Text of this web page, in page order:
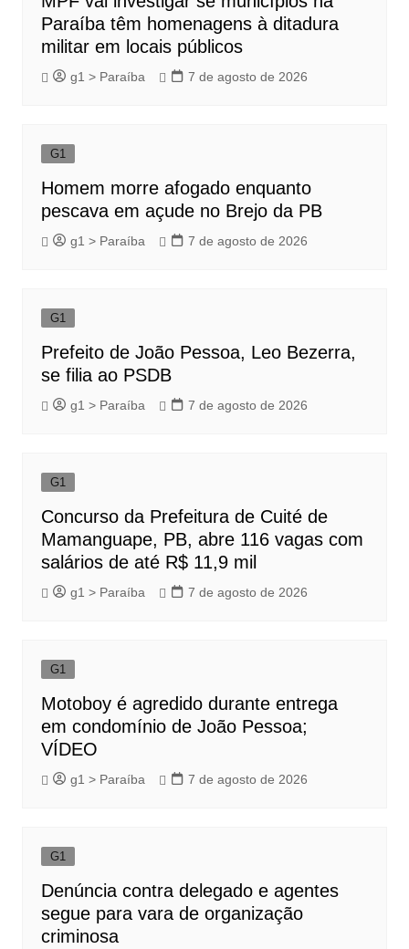
Paraíba têm homenagens à ditadura
militar em locais públicos
g1 > Paraíba 7 de agosto de 2026
G1
Homem morre afogado enquanto
pescava em açude no Brejo da PB
g1 > Paraíba 7 de agosto de 2026
G1
Prefeito de João Pessoa, Leo Bezerra,
se filia ao PSDB
g1 > Paraíba 7 de agosto de 2026
G1
Concurso da Prefeitura de Cuité de
Mamanguape, PB, abre 116 vagas com
salários de até R$ 11,9 mil
g1 > Paraíba 7 de agosto de 2026
G1
Motoboy é agredido durante entrega
em condomínio de João Pessoa;
VÍDEO
g1 > Paraíba 7 de agosto de 2026
G1
Denúncia contra delegado e agentes
segue para vara de organização
criminosa